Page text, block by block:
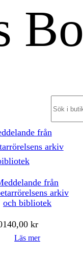
från
arkiv
och bibliotek
40,00 kr
Läs mer